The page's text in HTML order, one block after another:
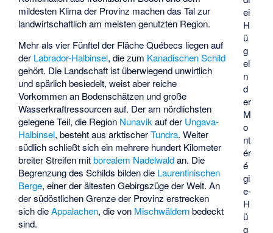
ei
H
ü
g
el
n
d
er
M
o
nt
ér
é
gi
e-
H
ü
g
mildesten Klima der Provinz machen das Tal zur
landwirtschaftlich am meisten genutzten Region.
Mehr als vier Fünftel der Fläche Québecs liegen auf
der Labrador-Halbinsel, die zum Kanadischen Schild
gehört. Die Landschaft ist überwiegend unwirtlich
und spärlich besiedelt, weist aber reiche
Vorkommen an Bodenschätzen und große
Wasserkraftressourcen auf. Der am nördlichsten
gelegene Teil, die Region Nunavik auf der Ungava-
Halbinsel, besteht aus arktischerTundra. Weiter
südlich schließt sich ein mehrere hundert Kilometer
breiter Streifen mitborealem Nadelwaldan. Die
Begrenzung des Schilds bilden die Laurentinischen
Berge, einer der ältesten Gebirgszüge der Welt. An
der südöstlichen Grenze der Provinz erstrecken
sich dieAppalachen, die von Mischwäldernbedeckt
sind.